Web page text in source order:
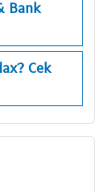
Bank
Cek